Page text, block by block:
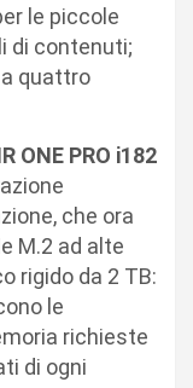
le piccole
di contenuti;
quattro
ONE PRO i182
che ora
M.2 ad alte
rigido da 2 TB:
le
richieste
di ogni